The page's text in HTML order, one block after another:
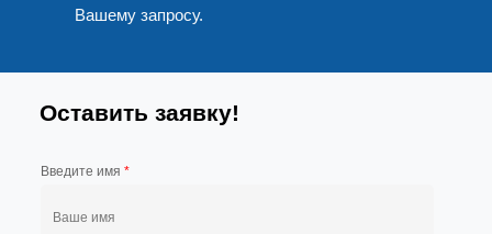
Вашему запросу.
Оставить заявку!
Введите имя *